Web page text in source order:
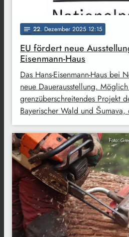
notes 22. Dezember 2025 12:15
EU fördert neue
Eisenmann-Haus
Das Hans-Eisenmann-Haus bei
neue Dauerausstellung.
grenzüberschreitendes Projekt
Bayerischer Wald und
Foto: